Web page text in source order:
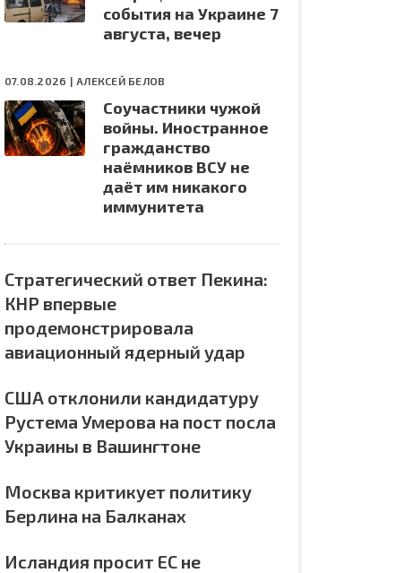
события на Украине 7
августа, вечер
07.08.2026 |АЛЕКСЕЙ БЕЛОВ
Соучастники чужой
войны. Иностранное
гражданство
наёмников ВСУ не
даёт им никакого
иммунитета
Стратегический ответ Пекина:
КНР впервые
продемонстрировала
авиационный ядерный удар
США отклонили кандидатуру
Рустема Умерова на пост посла
Украины в Вашингтоне
Москва критикует политику
Берлина на Балканах
Исландия просит ЕС не